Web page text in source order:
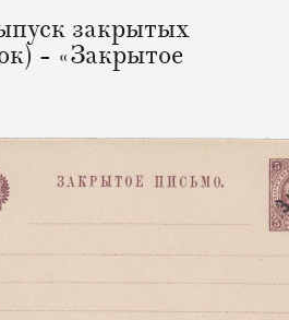
закрытых
- «Закрытое